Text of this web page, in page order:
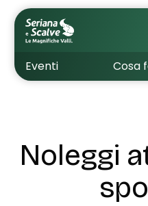
Eventi Cosa
Cultura
Dove dormire
Come muoversi
Noleggi